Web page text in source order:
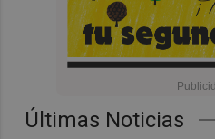
Últimas Noticias